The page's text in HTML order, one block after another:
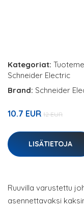
Kategoriat:
Schneider Electric
Brand: Schneider
10.7 EUR 12 EUR
LISÄTIETOJA
Ruuvilla varustettu
asennettavaksi